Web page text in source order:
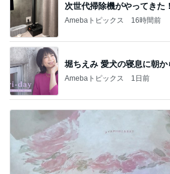
次世代掃除機がやってきた
Amebaトピックス 16時間前
堀ちえみ 愛犬の寝息に朝か
Amebaトピックス 1日前